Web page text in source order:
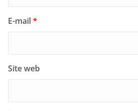
E-mail*
Site web